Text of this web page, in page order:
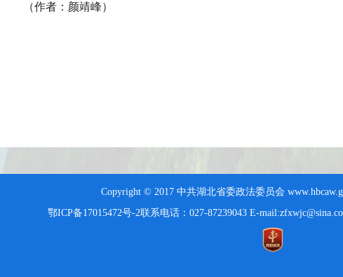
（作者：颜靖峰）
Copyright © 2017 中共湖北省委政法委员会
鄂ICP备17015472号-2联系电话：027-87239043 E-